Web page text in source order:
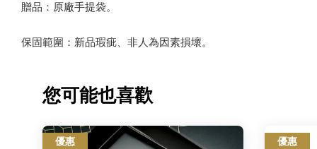
贈品：原廠手提袋。
保固範圍：新品瑕疵、非人為因素損壞。
您可能也喜歡
優惠 優惠